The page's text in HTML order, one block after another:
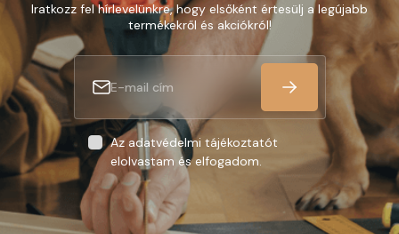
Iratkozz fel hírlevelünkre, hogy elsőként értesülj a legújabb
termékekről és akciókról!
Az adatvédelmi tájékoztatót
elolvastam és elfogadom.